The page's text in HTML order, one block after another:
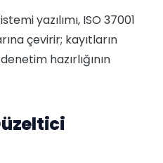
yazılımı, ISO 37001
çevirir; kayıtların
hazırlığının